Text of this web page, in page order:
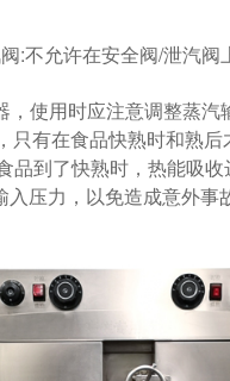
许在安全阀/泄汽阀上直
用时应注意调整蒸汽输
，只有在食品快熟时
品到了快熟时，热能
，以免造成意外事故